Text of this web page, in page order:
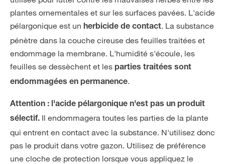
plantes ornementales et sur les surfaces pavées. L'acide
pélargonique est un herbicide de contact. La substance
pénètre dans la couche cireuse des feuilles traitées et
endommage la membrane. L'humidité s'écoule, les
feuilles se dessèchent et les parties traitées sont
endommagées en permanence.
Attention : l'acide pélargonique n'est pas un produit
sélectif. Il endommagera toutes les parties de la plante
qui entrent en contact avec la substance. N'utilisez donc
pas le produit dans votre gazon. Utilisez de préférence
une cloche de protection lorsque vous appliquez le